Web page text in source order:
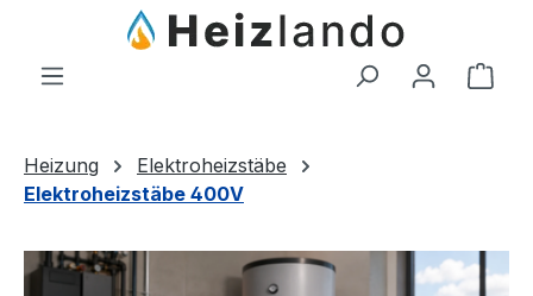
Zum Hauptinhalt springen
Heizung
Elektroheizstäbe
Elektroheizstäbe 400V